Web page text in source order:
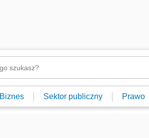
Biznes Sektor publiczny Prawo